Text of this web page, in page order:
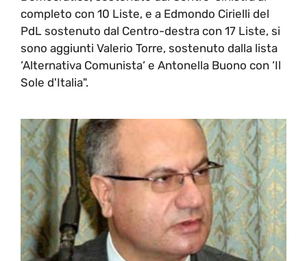
completo con 10 Liste, e a Edmondo Cirielli del
PdL sostenuto dal Centro-destra con 17 Liste, si
sono aggiunti Valerio Torre, sostenuto dalla lista
‘Alternativa Comunista‘ e Antonella Buono con ‘Il
Sole d'Italia".